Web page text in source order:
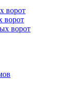
ворот
ворот
ворот